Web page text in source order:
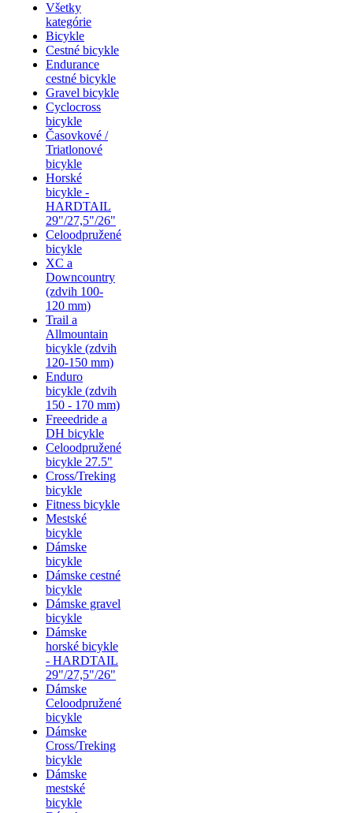
Všetky
kategórie
Bicykle
Cestné bicykle
Endurance
cestné bicykle
Gravel bicykle
Cyclocross
bicykle
Časovkové /
Triatlonové
bicykle
Horské
bicykle -
HARDTAIL
29"/27,5"/26"
Celoodpružené
bicykle
XC a
Downcountry
(zdvih 100-
120 mm)
Trail a
Allmountain
bicykle (zdvih
120-150 mm)
Enduro
bicykle (zdvih
150 - 170 mm)
Freeedride a
DH bicykle
Celoodpružené
bicykle 27.5"
Cross/Treking
bicykle
Fitness bicykle
Mestské
bicykle
Dámske
bicykle
Dámske cestné
bicykle
Dámske gravel
bicykle
Dámske
horské bicykle
- HARDTAIL
29"/27,5"/26"
Dámske
Celoodpružené
bicykle
Dámske
Cross/Treking
bicykle
Dámske
mestské
bicykle